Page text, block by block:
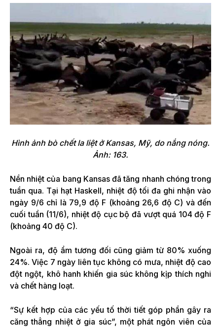
Hình ảnh bò chết la liệt ở Kansas, Mỹ, do nắng nóng.
Ảnh: 163.
Nền nhiệt của bang Kansas đã tăng nhanh chóng trong
tuần qua. Tại hạt Haskell, nhiệt độ tối đa ghi nhận vào
ngày 9/6 chỉ là 79,9 độ F (khoảng 26,6 độ C) và đến
cuối tuần (11/6), nhiệt độ cục bộ đã vượt quá 104 độ F
(khoảng 40 độ C).
Ngoài ra, độ ẩm tương đối cũng giảm từ 80% xuống
24%. Việc 7 ngày liên tục không có mưa, nhiệt độ cao
đột ngột, khô hanh khiến gia súc không kịp thích nghi
và chết hàng loạt.
“Sự kết hợp của các yếu tố thời tiết góp phần gây ra
căng thẳng nhiệt ở gia súc”, một phát ngôn viên của